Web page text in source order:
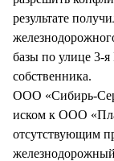
результате
базы по улице 3-
собственника.
ООО «Сибирь-
иском к ООО
отсутствующим